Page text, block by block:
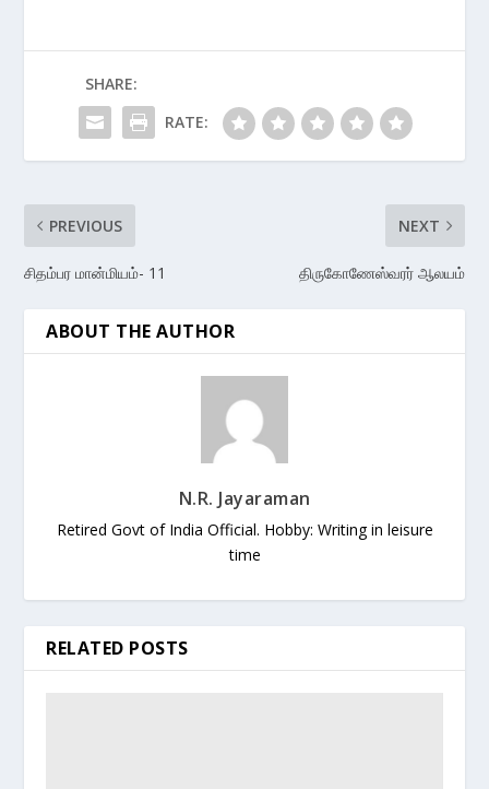
SHARE:
RATE:
PREVIOUS
சிதம்பர மான்மியம்- 11
NEXT
திருகோணேஸ்வரர் ஆலயம்
ABOUT THE AUTHOR
N.R. Jayaraman
Retired Govt of India Official. Hobby: Writing in leisure
time
RELATED POSTS